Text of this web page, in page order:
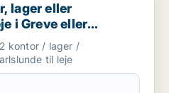
lager eller
i Greve eller
kontor / lager /
til leje